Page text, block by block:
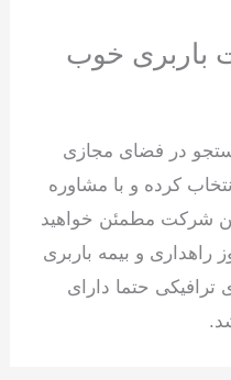
خوب
در فضای مجازی
کرده و با مشاوره
شرکت مطمئن خواهید
و بیمه باربری
حتما دارای